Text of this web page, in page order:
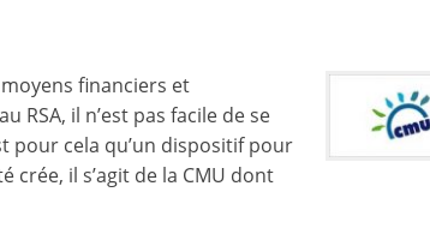
financiers et
RSA, il n’est pas facile de se
pour cela qu’un dispositif pour
crée, il s’agit de la CMU dont